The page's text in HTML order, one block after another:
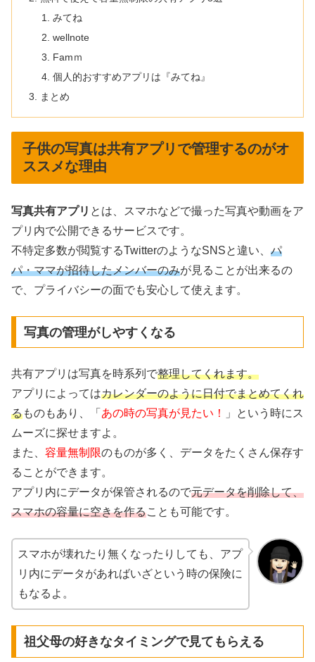
みてね
wellnote
Famｍ
個人的おすすめアプリは『みてね』
まとめ
子供の写真は共有アプリで管理するのがオ
ススメな理由
写真共有アプリ とは、スマホなどで撮った写真や動画をア
プリ内で公開できるサービスです。
不特定多数が閲覧するTwitterのようなSNSと違い、 パ
パ・ママが招待したメンバーのみが見ることが出来るの
で、プライバシーの面でも安心して使えます。
写真の管理がしやすくなる
共有アプリは写真を時系列で整理してくれます。
アプリによってはカレンダーのように日付でまとめてくれ
るものもあり、「 あの時の写真が見たい！
」という時にス
ムーズに探せますよ。
また、 容量無制限のものが多く、データをたくさん保存す
ることができます。
アプリ内にデータが保管されるので元データを削除して、
スマホの容量に空きを作ることも可能です。
スマホが壊れたり無くなったりしても、アプ
リ内にデータがあればいざという時の保険に
もなるよ。
祖父母の好きなタイミングで見てもらえる